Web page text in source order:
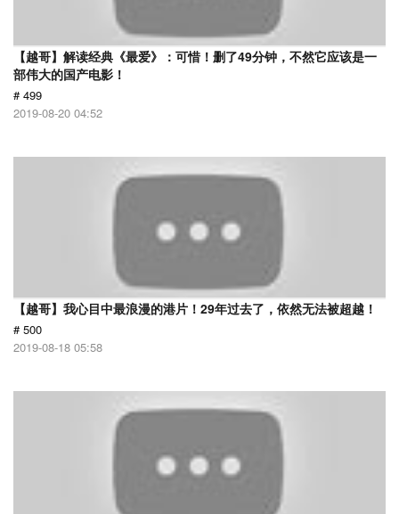
【越哥】解读经典《最爱》：可惜！删了49分钟，不然它应该是一
部伟大的国产电影！
# 499
2019-08-20 04:52
【越哥】我心目中最浪漫的港片！29年过去了，依然无法被超越！
# 500
2019-08-18 05:58